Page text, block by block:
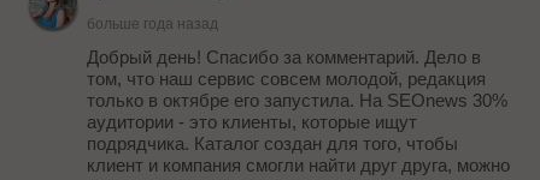
больше года назад
Добрый день! Спасибо за комментарий. Дело в
том, что наш сервис совсем молодой, редакция
только в октябре его запустила. На SEOnews 30%
аудитории - это клиенты, которые ищут
подрядчика. Каталог создан для того, чтобы
клиент и компания смогли найти друг друга, можно